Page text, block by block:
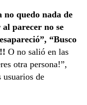
no quedo nada de
parecer no se
“Busco
O no salió en las
otra persona!”,
usuarios de